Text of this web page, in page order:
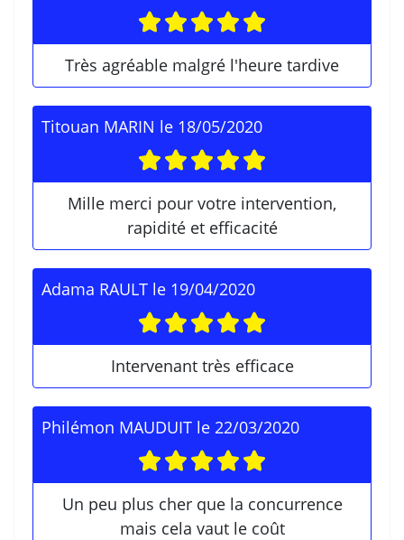
Très agréable malgré l'heure tardive
Titouan MARIN le 18/05/2020
Mille merci pour votre intervention,
rapidité et efficacité
Adama RAULT le 19/04/2020
Intervenant très efficace
Philémon MAUDUIT le 22/03/2020
Un peu plus cher que la concurrence
mais cela vaut le coût